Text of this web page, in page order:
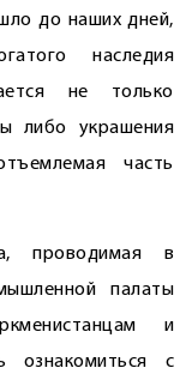
до наших дней,
наследия
не только
либо украшения
часть
проводимая в
палаты
и
ознакомиться с